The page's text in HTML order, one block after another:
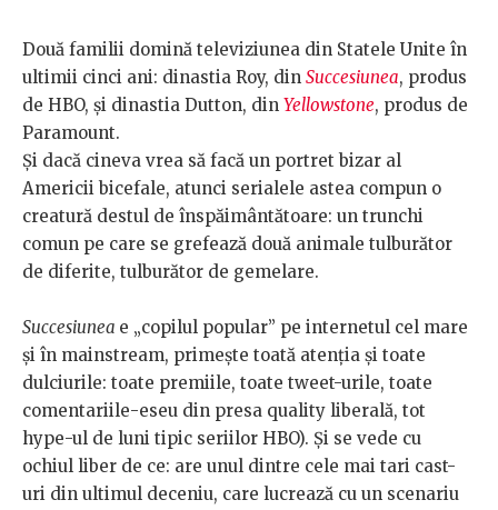
Două familii domină televiziunea din Statele Unite în
ultimii cinci ani: dinastia Roy, din Succesiunea, produs
de HBO, și dinastia Dutton, din Yellowstone, produs de
Paramount.
Și dacă cineva vrea să facă un portret bizar al
Americii bicefale, atunci serialele astea compun o
creatură destul de înspăimântătoare: un trunchi
comun pe care se grefează două animale tulburător
de diferite, tulburător de gemelare.
Succesiunea e „copilul popular” pe internetul cel mare
și în mainstream, primește toată atenția și toate
dulciurile: toate premiile, toate tweet-urile, toate
comentariile-eseu din presa quality liberală, tot
hype-ul de luni tipic seriilor HBO). Și se vede cu
ochiul liber de ce: are unul dintre cele mai tari cast-
uri din ultimul deceniu, care lucrează cu un scenariu